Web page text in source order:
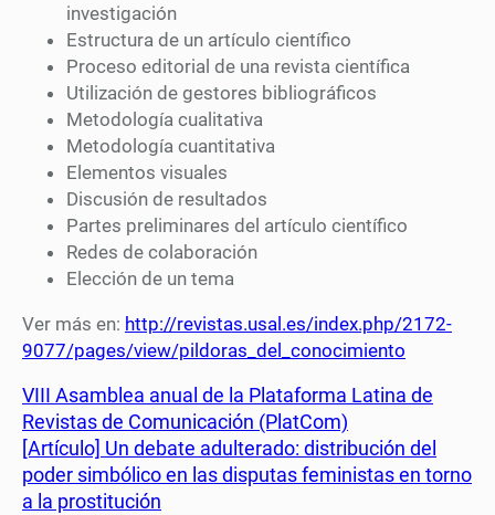
investigación
Estructura de un artículo científico
Proceso editorial de una revista científica
Utilización de gestores bibliográficos
Metodología cualitativa
Metodología cuantitativa
Elementos visuales
Discusión de resultados
Partes preliminares del artículo científico
Redes de colaboración
Elección de un tema
Ver más en: http://revistas.usal.es/index.php/2172-
9077/pages/view/pildoras_del_conocimiento
VIII Asamblea anual de la Plataforma Latina de
Revistas de Comunicación (PlatCom)
[Artículo] Un debate adulterado: distribución del
poder simbólico en las disputas feministas en torno
a la prostitución